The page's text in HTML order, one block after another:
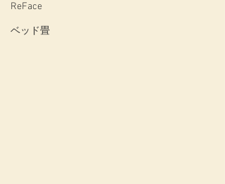
ReFace
ベッド畳